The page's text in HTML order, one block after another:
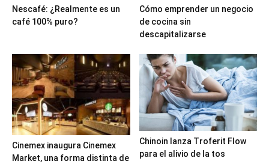
Nescafé: ¿Realmente es un
café 100% puro?
Cómo emprender un negocio
de cocina sin
descapitalizarse
Cinemex inaugura Cinemex
Market, una forma distinta de
Chinoin lanza Troferit Flow
para el alivio de la tos